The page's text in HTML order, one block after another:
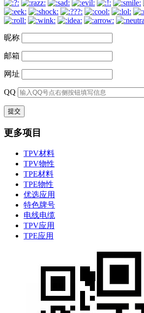
昵称
邮箱
网址
QQ
更多项目
TPV材料
TPV物性
TPE材料
TPE物性
优选应用
特色牌号
电线电缆
TPV应用
TPE应用